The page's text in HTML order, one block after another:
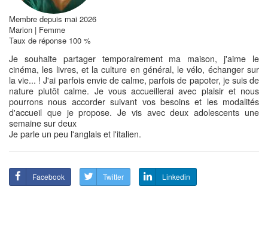
Membre depuis mai 2026
Marion | Femme
Taux de réponse 100 %
Je souhaite partager temporairement ma maison, j'aime le
cinéma, les livres, et la culture en général, le vélo, échanger sur
la vie... ! J'ai parfois envie de calme, parfois de papoter, je suis de
nature plutôt calme. Je vous accueillerai avec plaisir et nous
pourrons nous accorder suivant vos besoins et les modalités
d'accueil que je propose. Je vis avec deux adolescents une
semaine sur deux
Je parle un peu l'anglais et l'italien.
Facebook Twitter Linkedin